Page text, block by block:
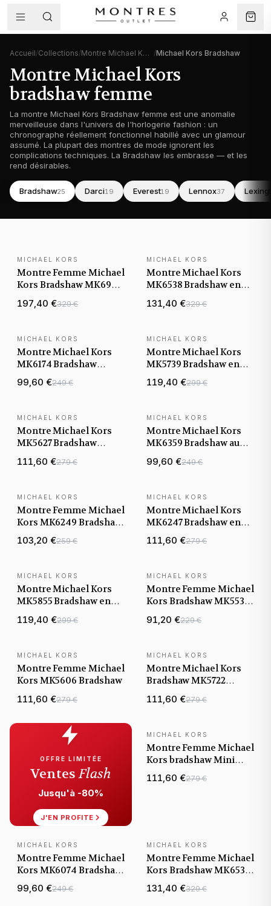
Accueil/Collections/ Montre Michael Kors femme /Michael Kors Bradshaw
Montre Michael Kors
bradshaw femme
La montre Michael Kors Bradshaw femme est une anomalie
merveilleuse dans l'univers de l'horlogerie fashion : un
chronographe réellement fonctionnel habillé avec un glamour
assumé. La plupart des montres de mode ignorent les
complications techniques. La Bradshaw les embrasse — et les
rend désirables.
Bradshaw25 Montre Michael Kors
Darci
femme19 Montre Michael Kors
Everest
femme 19 Montre Michael Kors
Lennox
femme 37 femme
NOUVEAUTÉ
MICHAEL KORS
Montre Femme Michael
Kors Bradshaw MK6933
or rose bracelet
maillons acier
197,40 €329 €
MICHAEL KORS
Montre Michael Kors
MK6538 Bradshaw en
Acier Doré avec
Chronographe
131,40 €329 €
MICHAEL KORS
Montre Michael Kors
MK6174 Bradshaw
Chronographe Acier
Argenté
99,60 €249 €
MICHAEL KORS
Montre Michael Kors
MK5739 Bradshaw en
acier doré et cadran
noir
119,40 €299 €
MICHAEL KORS
Montre Michael Kors
MK5627 Bradshaw
Bicolore Argent et Or
111,60 €279 €
MICHAEL KORS
Montre Michael Kors
MK6359 Bradshaw au
Cadran Champagne
99,60 €249 €
MICHAEL KORS
Montre Femme Michael
Kors MK6249 Bradshaw
Acier Anthracite
103,20 €259 €
MICHAEL KORS
Montre Michael Kors
MK6247 Bradshaw en
Acier Inoxydable
Marron
111,60 €279 €
MICHAEL KORS
Montre Michael Kors
MK5855 Bradshaw en
Acier Bicolore Argent
et Or
119,40 €299 €
MICHAEL KORS
Montre Femme Michael
Kors Bradshaw MK5535
Chronographe en acier
91,20 €229 €
MICHAEL KORS
Montre Femme Michael
Kors MK5606 Bradshaw
111,60 €279 €
MICHAEL KORS
Montre Michael Kors
Bradshaw MK5722
et acétate
111,60 €279 €
OFFRE LIMITÉE
VentesFlash
Jusqu'à -80%
J'EN PROFITE
MICHAEL KORS
Montre Femme Michael
Kors bradshaw Mini
MK6066 Acier or rose
et acétate rose clair
111,60 €279 €
MICHAEL KORS
Montre Femme Michael
Kors MK6074 Bradshaw
Or Rose
99,60 €249 €
MICHAEL KORS
Montre Femme Michael
Kors Bradshaw MK6537
bracelet acier
131,40 €329 €